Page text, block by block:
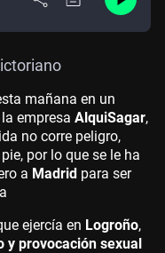
mañana en un
la empresa AlquiSagar,
no corre peligro,
por lo que se le ha
a Madrid para ser
ejercía en Logroño,
y provocación sexual